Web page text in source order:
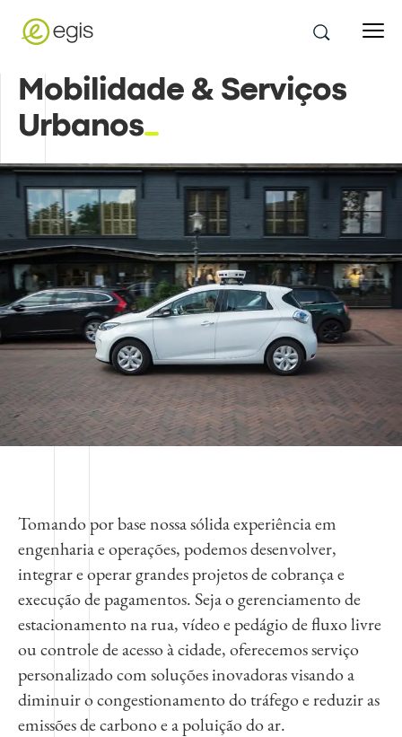
Mobilidade & Serviços
Urbanos
Tomando por base nossa sólida experiência em
engenharia e operações, podemos desenvolver,
integrar e operar grandes projetos de cobrança e
execução de pagamentos. Seja o gerenciamento de
estacionamento na rua, vídeo e pedágio de fluxo livre
ou controle de acesso à cidade, oferecemos serviço
personalizado com soluções inovadoras visando a
diminuir o congestionamento do tráfego e reduzir as
emissões de carbono e a poluição do ar.